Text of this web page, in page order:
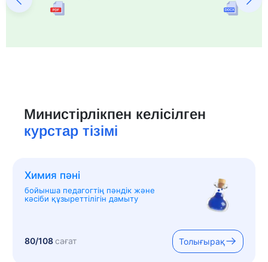
Министірлікпен келісілген
курстар тізімі
Химия пәні
бойынша педагогтің пәндік және
кәсіби құзыреттілігін дамыту
80/108сағат Толығырақ